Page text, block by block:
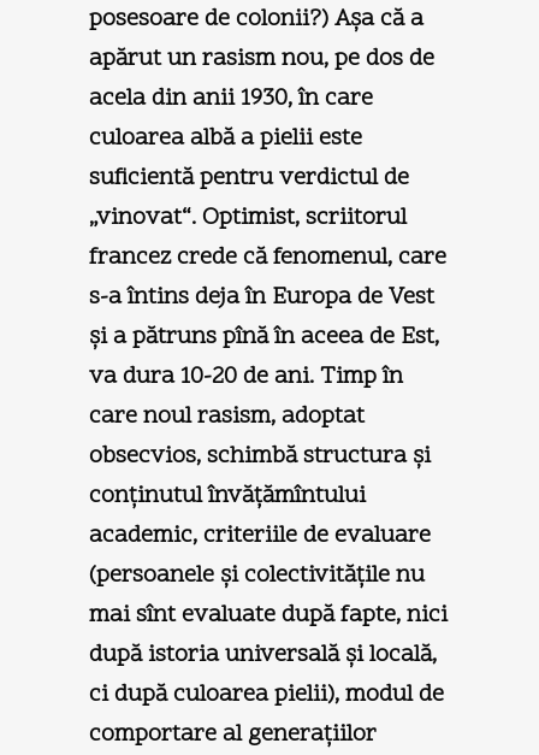
posesoare de colonii?) Aşa că a
apărut un rasism nou, pe dos de
acela din anii 1930, în care
culoarea albă a pielii este
suficientă pentru verdictul de
„vinovat“. Optimist, scriitorul
francez crede că fenomenul, care
s-a întins deja în Europa de Vest
şi a pătruns pînă în aceea de Est,
va dura 10-20 de ani. Timp în
care noul rasism, adoptat
obsecvios, schimbă structura şi
conţinutul învăţămîntului
academic, criteriile de evaluare
(persoanele şi colectivităţile nu
mai sînt evaluate după fapte, nici
după istoria universală şi locală,
ci după culoarea pielii), modul de
comportare al generaţiilor